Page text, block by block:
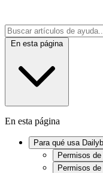
En esta página
En esta página
Para qué usa
Permisos de
Permisos